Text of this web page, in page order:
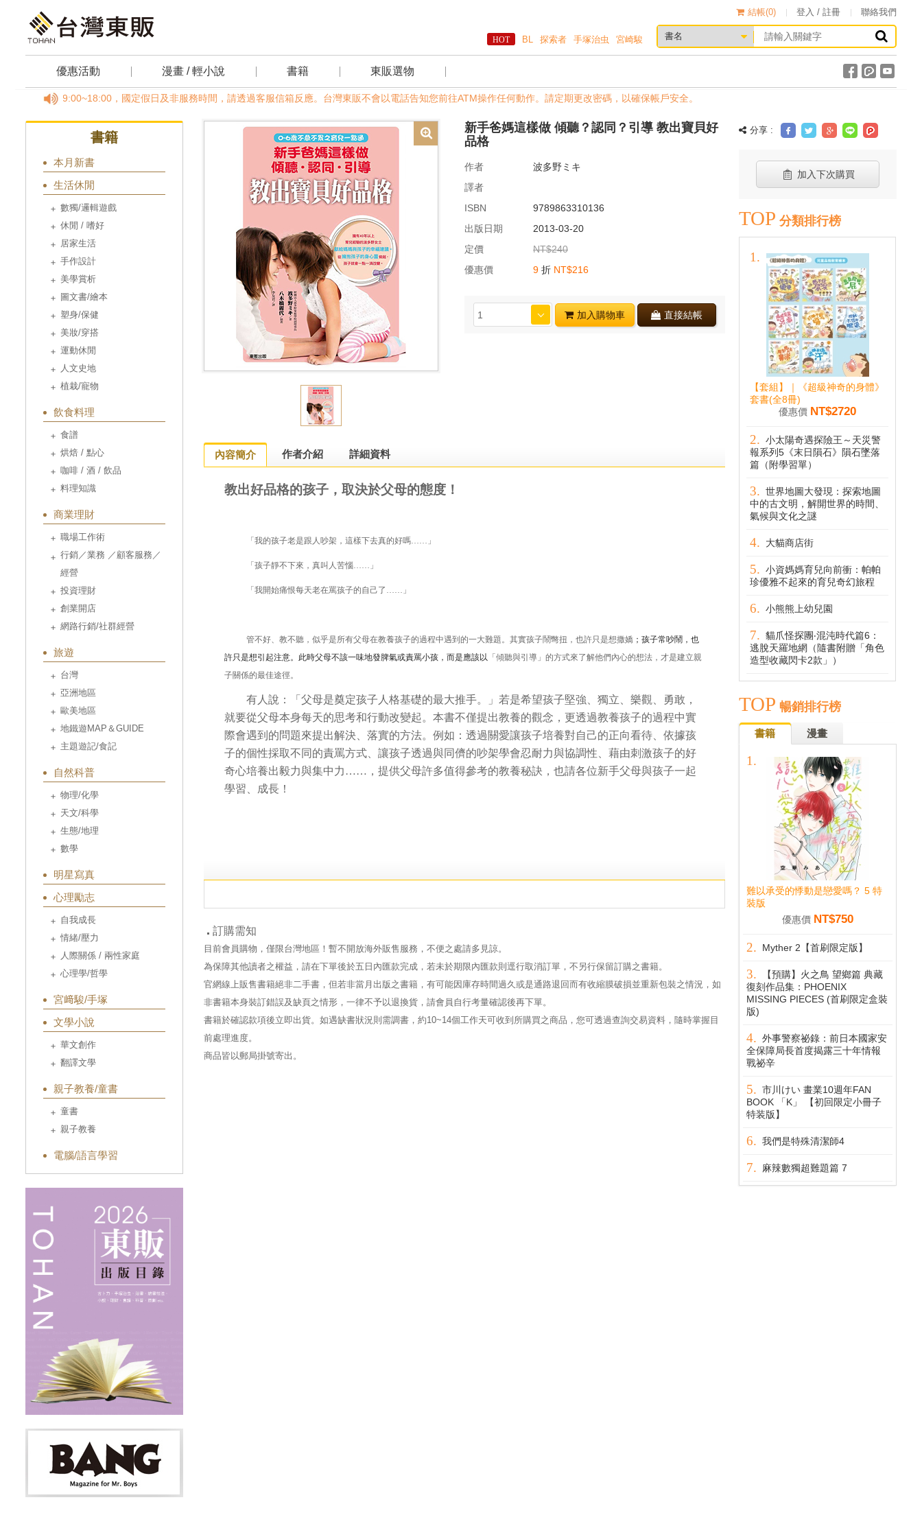
結帳(0) 登入 / 註冊 聯絡我們
BL 探索者 手塚治虫 宮崎駿
優惠活動 漫畫 / 輕小說 書籍 東販選物
五)09:00~18:00，國定假日及非服務時間，請透過客服信箱反應。台灣東販不會以電話告知您前往ATM操作任何動作。請定期更改密碼，以確保帳戶安全。
書籍
本月新書
生活休閒
數獨/邏輯遊戲
休閒 / 嗜好
居家生活
手作設計
美學賞析
圖文書/繪本
塑身/保健
美妝/穿搭
運動休閒
人文史地
植栽/寵物
飲食料理
食譜
烘焙 / 點心
咖啡 / 酒 / 飲品
料理知識
商業理財
職場工作術
行銷／業務 ／顧客服務／
經營
投資理財
創業開店
網路行銷/社群經營
旅遊
台灣
亞洲地區
歐美地區
地鐵遊MAP＆GUIDE
主題遊記/食記
自然科普
物理/化學
天文/科學
生態/地理
數學
明星寫真
心理勵志
自我成長
情緒/壓力
人際關係 / 兩性家庭
心理學/哲學
宮﨑駿/手塚
文學小說
華文創作
翻譯文學
親子教養/童書
童書
親子教養
電腦/語言學習
新手爸媽這樣做 傾聽？認同？引導 教出寶貝好
品格
作者
波多野ミキ
譯者
ISBN
9789863310136
出版日期
2013-03-20
定價
NT$240
優惠價
9 折 NT$216
加入購物車 直接結帳
內容簡介 作者介紹 詳細資料
教出好品格的孩子，取決於父母的態度！
「我的孩子老是跟人吵架，這樣下去真的好嗎……」
「孩子靜不下來，真叫人苦惱……」
「我開始痛恨每天老在罵孩子的自己了……」
管不好、教不聽，似乎是所有父母在教養孩子的過程中遇到的一大難題。其實孩子鬧彆扭，也許只是想撒嬌 ；孩子常吵鬧，也
許只是想引起注意。此時父母不該一味地發脾氣或責罵小孩，而是應該以 「傾聽與引導」的方式來了解他們內心的想法，才是建立親
子關係的最佳途徑。
有人說： 「 父母是奠定孩子人格基礎的最大推手。
」若是希望孩子堅強、獨立、樂觀、勇敢，
就要從父母本身每天的思考和行動改變起。本書不僅提出教養的觀念，更透過教養孩子的過程中實
際會遇到的問題來提出解決、落實的方法。例如：透過關愛讓孩子培養對自己的正向看待、依據孩
子的個性採取不同的責罵方式、讓孩子透過與同儕的吵架學會忍耐力與協調性、藉由刺激孩子的好
奇心培養出毅力與集中力……，提供父母許多值得參考的教養秘訣，也請各位新手父母與孩子一起
學習、成長！
訂購需知
目前會員購物，僅限台灣地區！暫不開放海外販售服務，不便之處請多見諒。
為保障其他讀者之權益，請在下單後於五日內匯款完成，若未於期限內匯款則逕行取消訂單，不另行保留訂購之書籍。
官網線上販售書籍絕非二手書，但若非當月出版之書籍，有可能因庫存時間過久或是通路退回而有收縮膜破損並重新包裝之情況，如
非書籍本身裝訂錯誤及缺頁之情形，一律不予以退換貨，請會員自行考量確認後再下單。
書籍於確認款項後立即出貨。如遇缺書狀況則需調書，約10~14個工作天可收到所購買之商品，您可透過查詢交易資料，隨時掌握目
前處理進度。
商品皆以郵局掛號寄出。
分享 :
加入下次購買
TOP 分類排行榜
【套組】｜《超級神奇的身體》
套書(全8冊)
優惠價 NT$2720
小太陽奇遇探險王～天災警
報系列5《末日隕石》隕石墜落
篇（附學習單）
世界地圖大發現：探索地圖
中的古文明，解開世界的時間、
氣候與文化之謎
大貓商店街
小資媽媽育兒向前衝：帕帕
珍優雅不起來的育兒奇幻旅程
小熊熊上幼兒園
貓爪怪探團‧混沌時代篇6：
逃脫天羅地網（隨書附贈「角色
造型收藏閃卡2款」）
TOP 暢銷排行榜
書籍 漫畫
難以承受的悸動是戀愛嗎？ 5 特
裝版
優惠價 NT$750
Myther 2【首刷限定版】
【預購】火之鳥 望鄉篇 典藏
復刻作品集：PHOENIX
MISSING PIECES (首刷限定盒裝
版)
外事警察祕錄：前日本國家安
全保障局長首度揭露三十年情報
戰祕辛
市川けい 畫業10週年FAN
BOOK 「K」 【初回限定小冊子
特装版】
我們是特殊清潔師4
麻辣數獨超難題篇 7